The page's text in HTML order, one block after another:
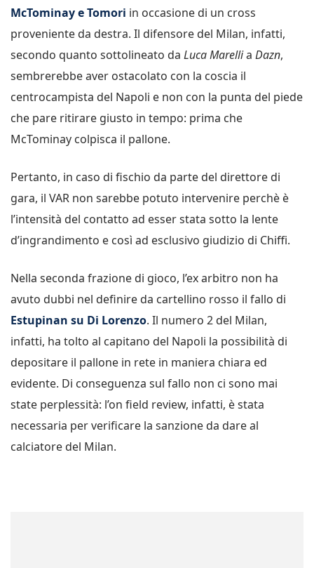
McTominay e Tomori in occasione di un cross
proveniente da destra. Il difensore del Milan, infatti,
secondo quanto sottolineato da Luca Marellia Dazn,
sembrerebbe aver ostacolato con la coscia il
centrocampista del Napoli e non con la punta del piede
che pare ritirare giusto in tempo: prima che
McTominay colpisca il pallone.
Pertanto, in caso di fischio da parte del direttore di
gara, il VAR non sarebbe potuto intervenire perchè è
l’intensità del contatto ad esser stata sotto la lente
d’ingrandimento e così ad esclusivo giudizio di Chiffi.
Nella seconda frazione di gioco, l’ex arbitro non ha
avuto dubbi nel definire da cartellino rosso il fallo di
Estupinan su Di Lorenzo. Il numero 2 del Milan,
infatti, ha tolto al capitano del Napoli la possibilità di
depositare il pallone in rete in maniera chiara ed
evidente. Di conseguenza sul fallo non ci sono mai
state perplessità: l’on field review, infatti, è stata
necessaria per verificare la sanzione da dare al
calciatore del Milan.